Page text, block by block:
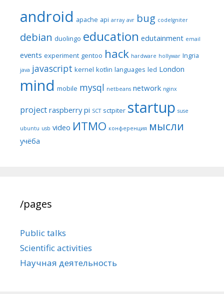
android apache api array avr bug codeIgniter
debian duolingo education edutainment email
events experiment gentoo hack hardware hollywar Ingria
java javascript kernel kotlin languages led London
mind mobile mysql netbeans network nginx
project raspberry pi SCT sctpiter startup suse
ubuntu usb video ИТМО конференция мысли
учёба
/pages
Public talks
Scientific activities
Научная деятельность